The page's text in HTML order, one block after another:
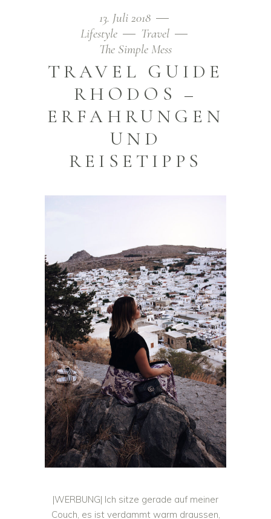
13. Juli 2018
Lifestyle
Travel
The Simple Mess
TRAVEL GUIDE
RHODOS –
ERFAHRUNGEN
UND
REISETIPPS
|WERBUNG| Ich sitze gerade auf meiner
Couch, es ist verdammt warm draussen,